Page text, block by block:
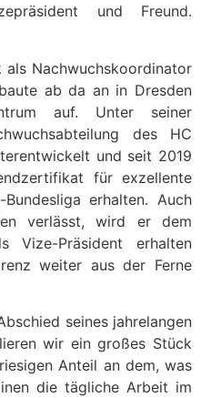
und Freund.
Nachwuchskoordinator
ab da an in Dresden
auf. Unter seiner
des HC
und seit 2019
für exzellente
erhalten. Auch
verlässt, wird er dem
Vize-Präsident erhalten
weiter aus der Ferne
seines jahrelangen
wir ein großes Stück
Anteil an dem, was
die tägliche Arbeit im